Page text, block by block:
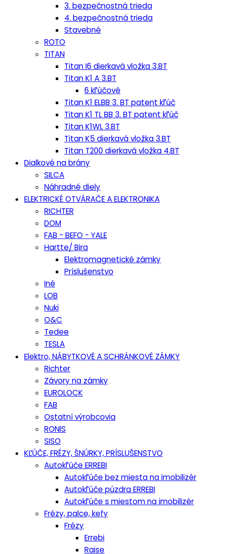
3. bezpečnostná trieda
4. bezpečnostná trieda
Stavebné
ROTO
TITAN
Titan I6 dierkavá vložka 3.BT
Titan K1 A 3.BT
6 kľúčové
Titan K1 ELBB 3. BT patent kľúč
Titan K1 TL BB 3. BT patent kľúč
Titan K1WL 3.BT
Titan K5 dierkavá vložka 3.BT
Titan T200 dierkavá vložka 4.BT
Dialkové na brány
SILCA
Náhradné diely
ELEKTRICKÉ OTVÁRAČE A ELEKTRONIKA
RICHTER
DOM
FAB - BEFO - YALE
Hartte/ Bira
Elektromagnetické zámky
Príslušenstvo
Iné
LOB
Nuki
O&C
Tedee
TESLA
Elektro, NÁBYTKOVÉ A SCHRÁNKOVÉ ZÁMKY
Richter
Závory na zámky
EUROLOCK
FAB
Ostatní výrobcovia
RONIS
SISO
KĽÚČE, FRÉZY, ŠNÚRKY, PRÍSLUŠENSTVO
Autokľúče ERREBI
Autokľúče bez miesta na imobilizér
Autokľúče púzdra ERREBI
Autokľúče s miestom na imobilizér
Frézy, palce, kefy
Frézy
Errebi
Raise